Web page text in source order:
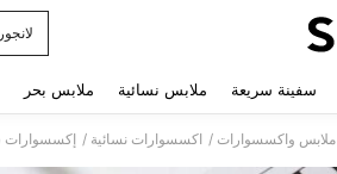
سفينة سريعة ملابس نسائية ملابس بحر
ملابس واكسسوارات / اكسسوارات نسائية / إكسسوارات